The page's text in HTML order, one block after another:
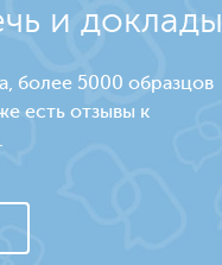
и доклады
более 5000 образцов
есть отзывы к